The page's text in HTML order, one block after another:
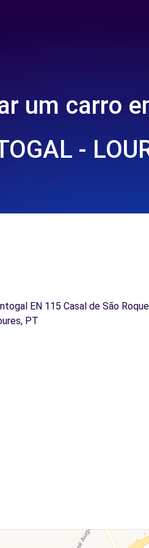
um carro
-
EN 115 Casal de São
PT